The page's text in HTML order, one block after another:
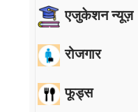
एजुकेशन न्यूज़
रोजगार
फूड्स